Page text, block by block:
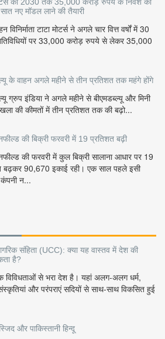
नए मॉडल लाने की तैयारी
विनिर्माता टाटा मोटर्स ने अगले चार वित्त वर्षों में 30
पर 33,000 करोड़ रुपये से लेकर 35,000
के वाहन अगले महीने से तीन प्रतिशत तक महंगे होंगे
ग्रुप इंडिया ने अगले महीने से बीएमडब्ल्यू और मिनी
की कीमतों में तीन प्रतिशत तक की बढ़ो...
की बिक्री फरवरी में 19 प्रतिशत बढ़ी
की फरवरी में कुल बिक्री सालाना आधार पर 19
बढ़कर 90,670 इकाई रही। एक साल पहले इसी
न...
संहिता (UCC): क्या यह वास्तव में देश की
है?
विविधताओं से भरा देश है। यहां अलग-अलग धर्म,
और परंपराएं सदियों से साथ-साथ विकसित हुई
और पाकिस्तानी हिन्दू